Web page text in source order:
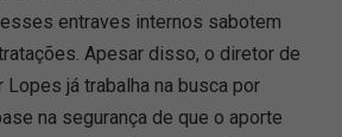
entraves internos sabotem
Apesar disso, o diretor de
já trabalha na busca por
na segurança de que o aporte